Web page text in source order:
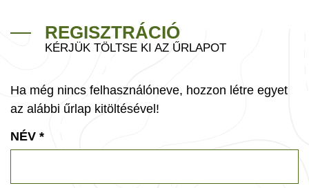
REGISZTRÁCIÓ
KÉRJÜK TÖLTSE KI AZ ŰRLAPOT
Ha még nincs felhasználóneve, hozzon létre egyet
az alábbi űrlap kitöltésével!
NÉV *